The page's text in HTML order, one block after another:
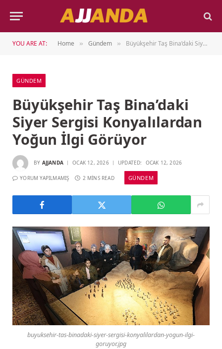
YOU ARE AT: Home » Gündem » Büyükşehir Taş Bina’daki Siyer Sergisi Konyalılardan Yoğun İlgi Görüyor
GÜNDEM
Büyükşehir Taş Bina’daki
Siyer Sergisi Konyalılardan
Yoğun İlgi Görüyor
BY AJJANDA OCAK 12, 2026 UPDATED: OCAK 12, 2026
YORUM YAPILMAMIŞ 2 MINS READ GÜNDEM
buyuksehir-tas-binadaki-siyer-sergisi-konyalilardan-yogun-ilgi-
goruyor.jpg